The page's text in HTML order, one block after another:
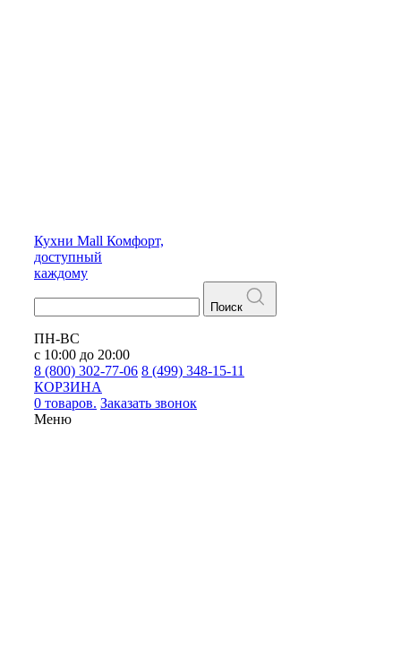
Кухни Mall Комфорт,
доступный
каждому
Поиск
ПН-ВС
с 10:00 до 20:00
8 (800) 302-77-06 8 (499) 348-15-11
КОРЗИНА
0 товаров. Заказать звонок
Меню